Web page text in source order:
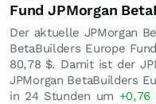
Fund JPMorgan
Der aktuelle JPMorgan
BetaBuilders Europe
80,78 $. Damit ist der
JPMorgan BetaBuilders
in 24 Stunden um +0,76